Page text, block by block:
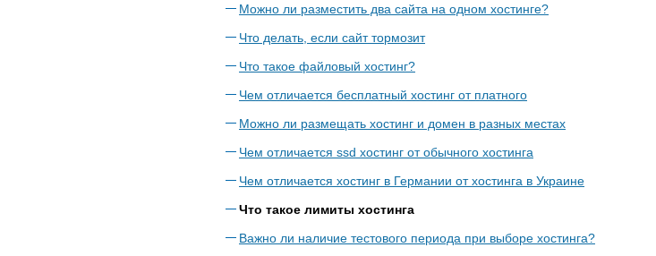
Можно ли разместить два сайта на одном хостинге?
Что делать, если сайт тормозит
Что такое файловый хостинг?
Чем отличается бесплатный хостинг от платного
Можно ли размещать хостинг и домен в разных местах
Чем отличается ssd хостинг от обычного хостинга
Чем отличается хостинг в Германии от хостинга в Украине
Что такое лимиты хостинга
Важно ли наличие тестового периода при выборе хостинга?